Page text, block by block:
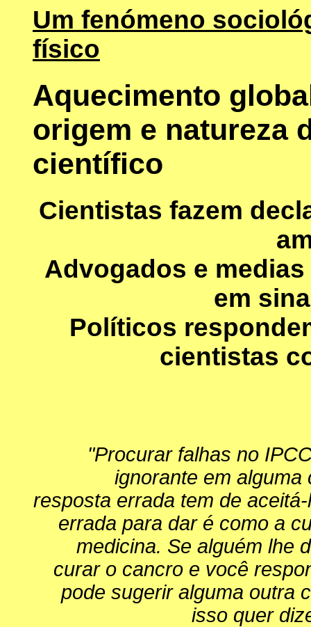
Um fenómeno
físico
Aquecimento
origem e natureza
científico
Cientistas fazem
Advogados e
em
Políticos
cientistas
"Procurar falhas no
ignorante em
resposta errada tem de
errada para dar é como a
medicina. Se alguém lhe
curar o cancro e você
pode sugerir alguma outra
isso quer